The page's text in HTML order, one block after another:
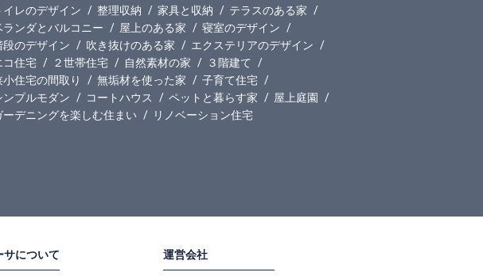
イレのデザイン
整理収納 家具と収納
テラスのある家
ランダとバルコニー
屋上のある家
寝室のデザイン
段のデザイン
吹き抜けのある家
エクステリアのデザイン
コ住宅
２世帯住宅 自然素材の家
３階建て
小住宅の間取り
無垢材を使った家
子育て住宅
ンプルモダン
コートハウス ペットと暮らす家
屋上庭園
ーデニングを楽しむ住まい
リノベーション住宅
サについて 運営会社